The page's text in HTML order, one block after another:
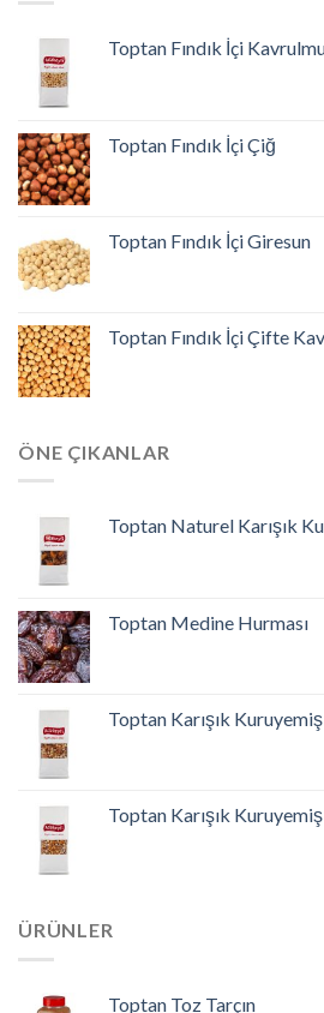
Toptan Fındık İçi
Toptan Fındık İçi Çiğ
Toptan Fındık İçi Giresun
Toptan Fındık İçi Çifte
ÖNE ÇIKANLAR
Toptan Naturel Karışık
Toptan Medine Hurması
Toptan Karışık
Toptan Karışık
ÜRÜNLER
Toptan Toz Tarçın